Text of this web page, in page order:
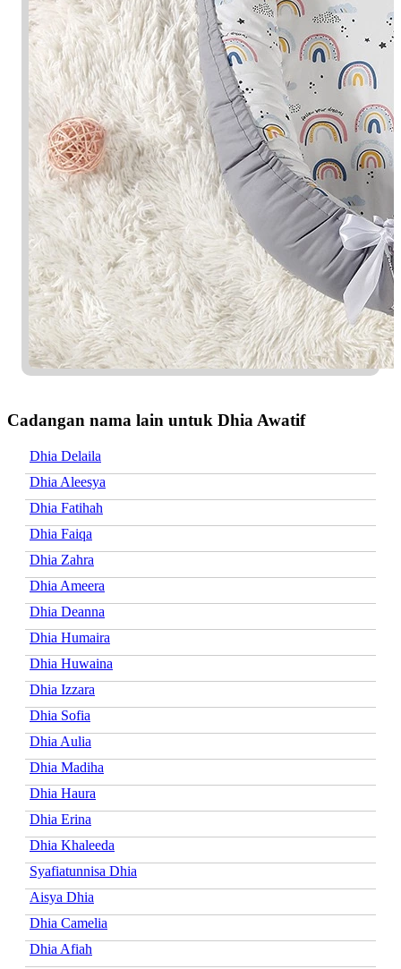
Cadangan nama lain untuk Dhia Awatif
Dhia Delaila
Dhia Aleesya
Dhia Fatihah
Dhia Faiqa
Dhia Zahra
Dhia Ameera
Dhia Deanna
Dhia Humaira
Dhia Huwaina
Dhia Izzara
Dhia Sofia
Dhia Aulia
Dhia Madiha
Dhia Haura
Dhia Erina
Dhia Khaleeda
Syafiatunnisa Dhia
Aisya Dhia
Dhia Camelia
Dhia Afiah